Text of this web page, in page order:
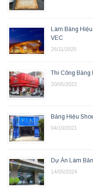
Làm Bảng
VEC
26/11/2025
Thi Công Bảng
20/05/2022
Bảng Hiệu
04/10/2021
Dự Án Làm
14/05/2024